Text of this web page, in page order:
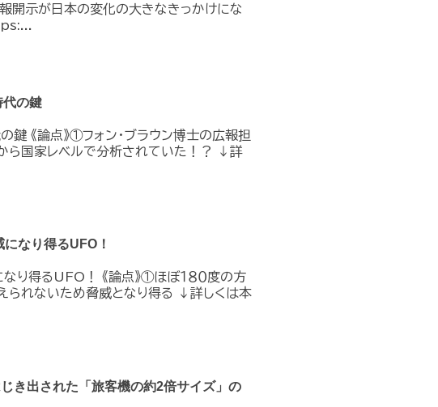
開示が日本の変化の大きなきっかけにな
代の鍵
鍵 《論点》①フォン・ブラウン博士の広報担
国家レベルで分析されていた！？ ↓詳
なり得るUFO！
り得るUFO！ 《論点》①ほぼ１８０度の方
られないため脅威となり得る ↓詳しくは本
き出された「旅客機の約2倍サイズ」の